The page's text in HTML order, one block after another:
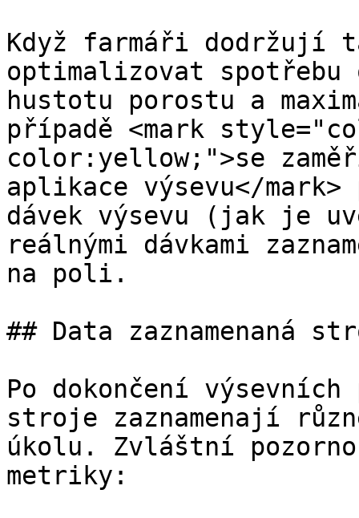
Když farmáři dodržují
optimalizovat
hustotu porostu a
případě <mark
color:yellow;">se
aplikace výsevu</mark>
dávek výsevu (jak je
reálnými dávkami
na poli.
## Data zaznamenaná
Po dokončení
stroje zaznamenají
úkolu. Zvláštní
metriky: